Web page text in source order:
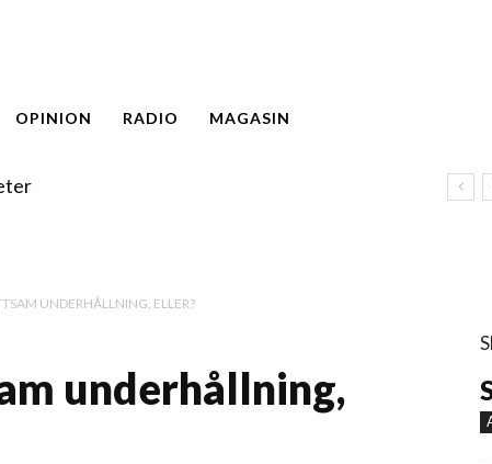
OPINION RADIO MAGASIN
UNDERHÅLLNING, ELLER?
underhållning,